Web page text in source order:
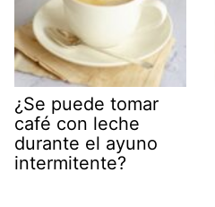
¿Se puede tomar
café con leche
durante el ayuno
intermitente?